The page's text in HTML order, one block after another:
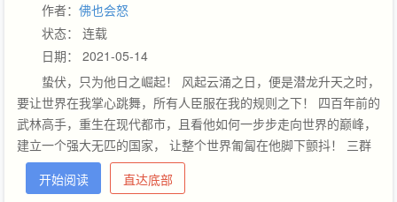
作者： 佛也会怒
状态： 连载
日期： 2021-05-14
蛰伏，只为他日之崛起！ 风起云涌之日，便是潜龙升天之时，
要让世界在我掌心跳舞，所有人臣服在我的规则之下！ 四百年前的
武林高手，重生在现代都市，且看他如何一步步走向世界的巅峰，
建立一个强大无匹的国家， 让整个世界匍匐在他脚下颤抖！ 三群
武魅279434522。歪歪官方频道62598905。
o︻︻︻︻︻︻︻$▅▅▅▅▅▅▅▅▅▅▅▅▅▆▇◤
开始阅读 直达底部